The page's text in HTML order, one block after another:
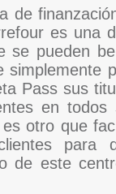
de
es una
se pueden
Pass sus
en
otro que
para
de este